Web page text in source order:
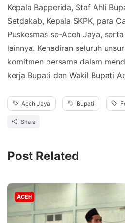
Kepala Bapperida, Staf Ahli
Setdakab, Kepala SKPK, para
Puskesmas se-Aceh Jaya,
lainnya. Kehadiran seluruh
komitmen bersama dalam
kerja Bupati dan Wakil Bupati
Aceh Jaya Bupati
Share
Post Related
ACEH